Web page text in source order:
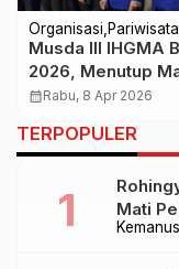
Organisasi Pariwisata
Musda III IHGMA
2026, Menutup
Pengabdian
Profesionalisme
Kolaborasi
calendar_monthRabu, 8 Apr 2026
TERPOPULER
Mati